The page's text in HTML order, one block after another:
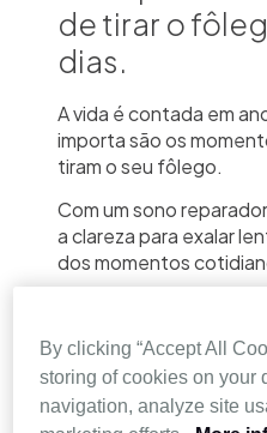
de tirar o
dias.
A vida é contada em
importa são os
tiram o seu fôlego.
Com um sono
a clareza para exalar
dos momentos
verdadeiramente
sorver de ar ao
inesquecíveis, como
By clicking “Accept All
storing of cookies on your
navigation, analyze site